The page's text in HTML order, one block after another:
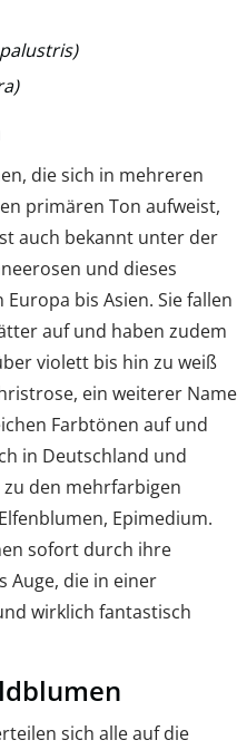
die sich in mehreren
primären Ton aufweist,
auch bekannt unter der
und dieses
bis Asien. Sie fallen
auf und haben zudem
violett bis hin zu weiß
ein weiterer Name
Farbtönen auf und
in Deutschland und
zu den mehrfarbigen
Epimedium.
sofort durch ihre
Auge, die in einer
wirklich fantastisch
sich alle auf die